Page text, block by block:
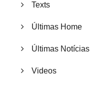
Texts
Últimas Home
Últimas Notícias
Videos